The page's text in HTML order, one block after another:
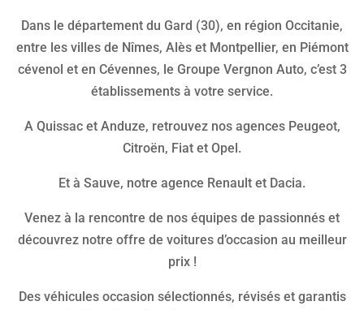
Dans le département du Gard (30), en région Occitanie,
entre les villes de Nîmes, Alès et Montpellier, en Piémont
cévenol et en Cévennes, le Groupe Vergnon Auto, c’est 3
établissements à votre service.
A Quissac et Anduze, retrouvez nos agences Peugeot,
Citroën, Fiat et Opel.
Et à Sauve, notre agence Renault et Dacia.
Venez à la rencontre de nos équipes de passionnés et
découvrez notre offre de voitures d’occasion au meilleur
prix !
Des véhicules occasion sélectionnés, révisés et garantis